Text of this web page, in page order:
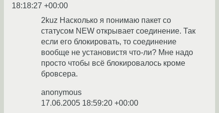
18:18:27 +00:00
2kuz Насколько я понимаю пакет со
статусом NEW открывает соединение. Так
если его блокировать, то соединение
вообще не установистя что-ли? Мне надо
просто чтобы всё блокировалось кроме
бровсера.
anonymous
17.06.2005 18:59:20 +00:00